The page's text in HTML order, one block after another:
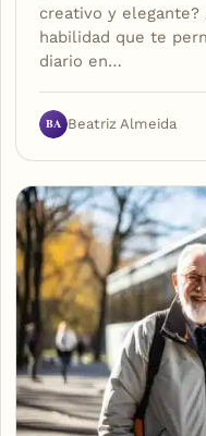
creativo y elegante?
habilidad que te
diario en…
BA Beatriz Almeida